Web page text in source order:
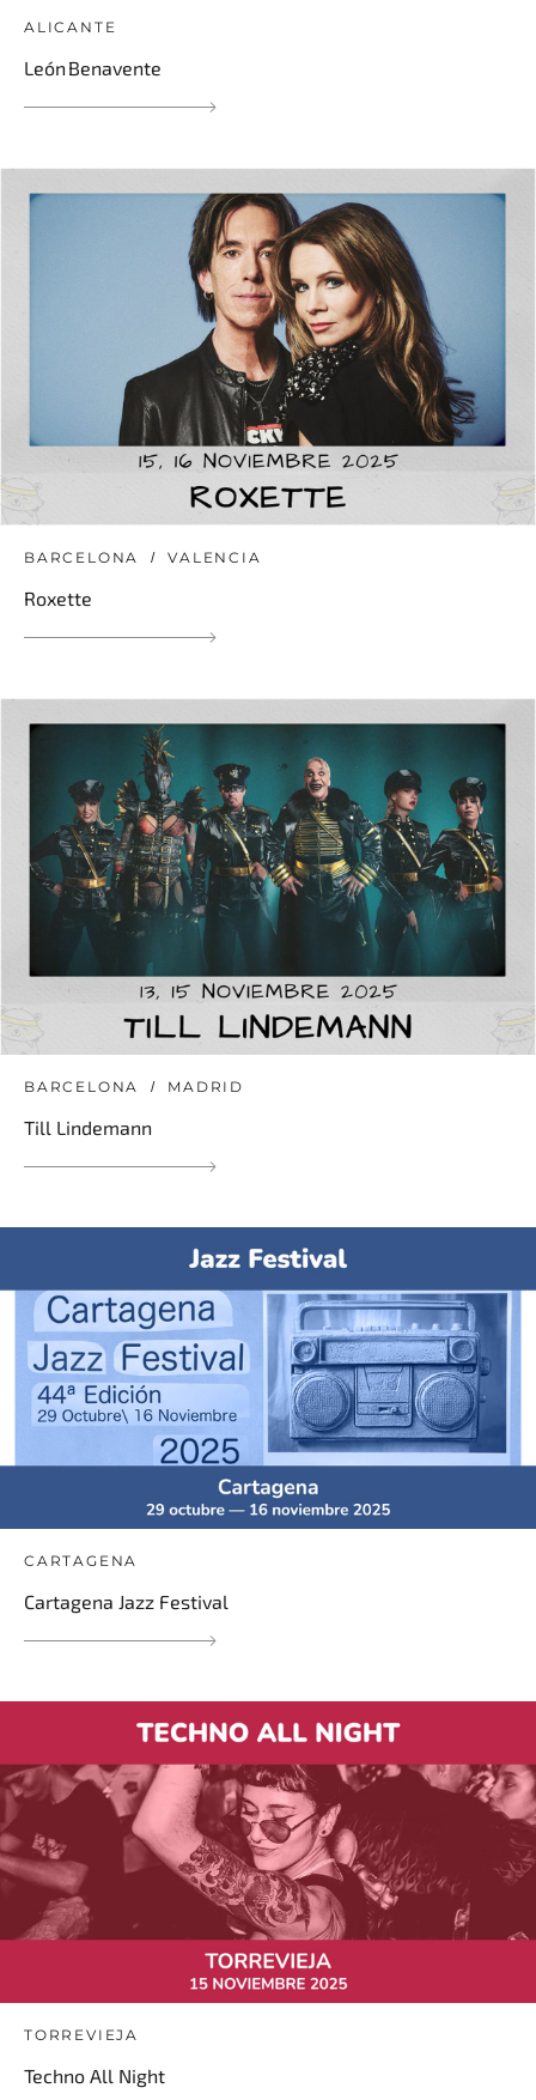
ALICANTE
León Benavente
BARCELONA VALENCIA
Roxette
BARCELONA MADRID
Till Lindemann
CARTAGENA
Cartagena Jazz Festival
TORREVIEJA
Techno All Night